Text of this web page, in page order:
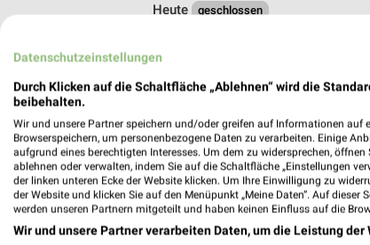
Heute
geschlossen
Datenschutzeinstellungen
Durch Klicken auf die Schaltfläche „Ablehnen“ wird die
beibehalten.
Wir und unsere Partner speichern und/oder greifen auf Informationen auf
Browserspeichern, um personenbezogene Daten zu verarbeiten. Einige
aufgrund eines berechtigten Interesses. Um dem zu widersprechen, öffnen
ablehnen oder verwalten, indem Sie auf die Schaltfläche „Einstellungen
der linken unteren Ecke der Website klicken. Um Ihre Einwilligung zu
der Website und klicken Sie auf den Menüpunkt „Meine Daten“. Auf
werden unseren Partnern mitgeteilt und haben keinen Einfluss auf die
Wir und unsere Partner verarbeiten Daten, um die Leistung